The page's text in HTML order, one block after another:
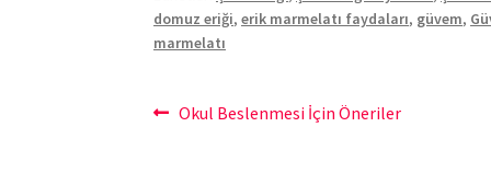
domuz eriği,erik marmelatı faydaları, güvem,
marmelatı
Yazı
Önceki
Okul Beslenmesi İçin Öneriler